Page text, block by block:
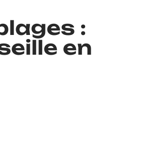
:
en